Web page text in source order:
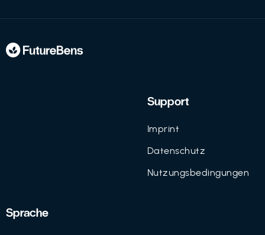
Support
Imprint
Datenschutz
Nutzungsbedingungen
Sprache